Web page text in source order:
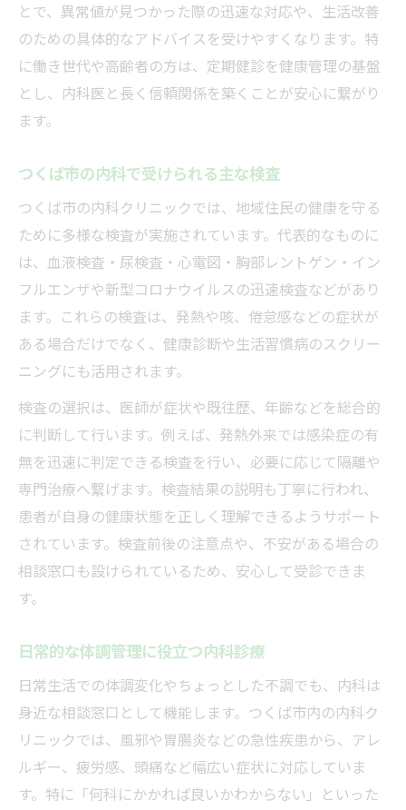
とで、異常値が見つかった際の迅速な対応や、生活改善
のための具体的なアドバイスを受けやすくなります。特
に働き世代や高齢者の方は、定期健診を健康管理の基盤
とし、内科医と長く信頼関係を築くことが安心に繋がり
ます。
つくば市の内科で受けられる主な検査
つくば市の内科クリニックでは、地域住民の健康を守る
ために多様な検査が実施されています。代表的なものに
は、血液検査・尿検査・心電図・胸部レントゲン・イン
フルエンザや新型コロナウイルスの迅速検査などがあり
ます。これらの検査は、発熱や咳、倦怠感などの症状が
ある場合だけでなく、健康診断や生活習慣病のスクリー
ニングにも活用されます。
検査の選択は、医師が症状や既往歴、年齢などを総合的
に判断して行います。例えば、発熱外来では感染症の有
無を迅速に判定できる検査を行い、必要に応じて隔離や
専門治療へ繋げます。検査結果の説明も丁寧に行われ、
患者が自身の健康状態を正しく理解できるようサポート
されています。検査前後の注意点や、不安がある場合の
相談窓口も設けられているため、安心して受診できま
す。
日常的な体調管理に役立つ内科診療
日常生活での体調変化やちょっとした不調でも、内科は
身近な相談窓口として機能します。つくば市内の内科ク
リニックでは、風邪や胃腸炎などの急性疾患から、アレ
ルギー、疲労感、頭痛など幅広い症状に対応していま
す。特に「何科にかかれば良いかわからない」といった